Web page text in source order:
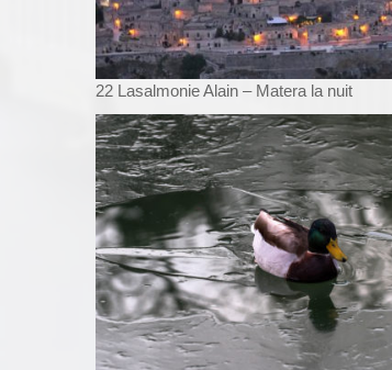
22 Lasalmonie Alain – Matera la nuit